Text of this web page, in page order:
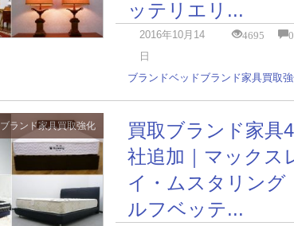
ッテリエリ...
2016年10月14
日
4695 0
ブランドベッドブランド家具買取
ブランド家具買取強化
買取ブランド家具4
社追加｜マックス
イ・ムスタリング
ルフベッテ...